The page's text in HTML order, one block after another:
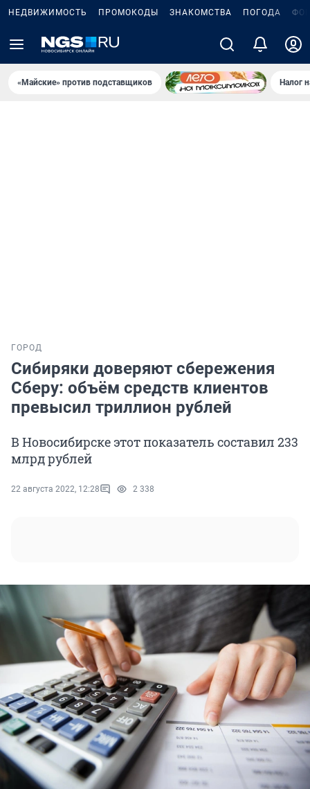
НЕДВИЖИМОСТЬ ПРОМОКОДЫ ЗНАКОМСТВА ПОГОДА
«Майские» против подставщиков Налог
ГОРОД
Сибиряки доверяют сбережения
Сберу: объём средств клиентов
превысил триллион рублей
В Новосибирске этот показатель составил 233
млрд рублей
22 августа 2022, 12:28 2 338